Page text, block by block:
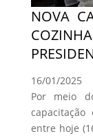
NOVA
16/01/2025
Por meio
entre hoje